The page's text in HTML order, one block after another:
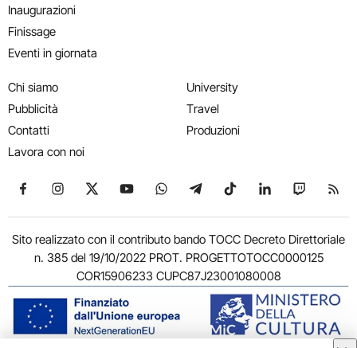
Inaugurazioni
Finissage
Eventi in giornata
Chi siamo
Pubblicità
Contatti
Lavora con noi
University
Travel
Produzioni
Seguici su Facebook
Seguici su Instagram
Seguici su X
Seguici su YouTube
Seguici su WhatsApp
Seguici su Telegram
Seguici su TikTok
Seguici su
Seguici
Sito realizzato con il contributo bando TOCC Decreto Direttoriale
n. 385 del 19/10/2022 PROT. PROGETTOTOCC0000125
COR15906233 CUPC87J23001080008